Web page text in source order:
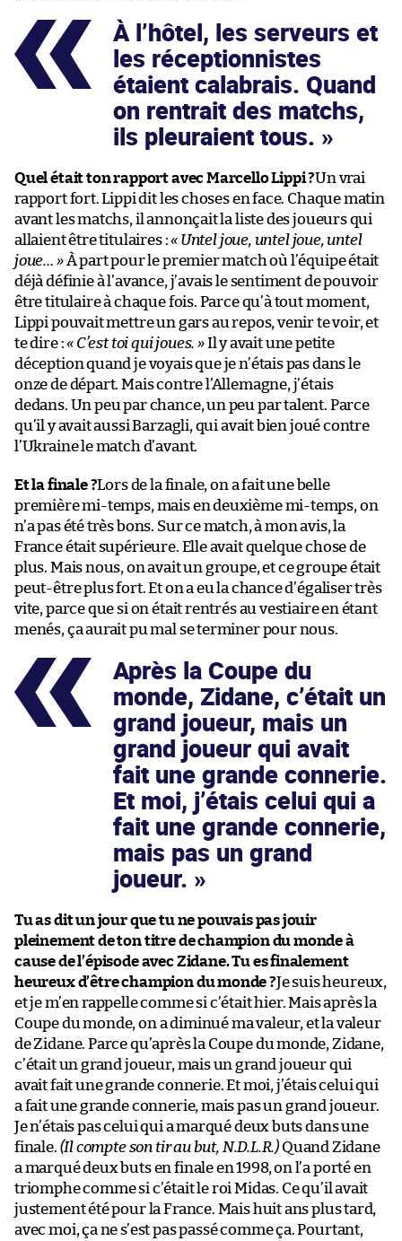
À l’hôtel, les serveurs et
les réceptionnistes
étaient calabrais. Quand
on rentrait des matchs,
ils pleuraient tous.
Quel était ton rapport avec Marcello Lippi ?Un vrai
rapport fort. Lippi dit les choses en face. Chaque matin
avant les matchs, il annonçait la liste des joueurs qui
allaient être titulaires :« Untel joue, untel joue, untel
joue… »À part pour le premier match où l’équipe était
déjà définie à l’avance, j’avais le sentiment de pouvoir
être titulaire à chaque fois. Parce qu’à tout moment,
Lippi pouvait mettre un gars au repos, venir te voir, et
te dire :« C’est toi qui joues. »Il y avait une petite
déception quand je voyais que je n’étais pas dans le
onze de départ. Mais contre l’Allemagne, j’étais
dedans. Un peu par chance, un peu par talent. Parce
qu’il y avait aussi Barzagli, qui avait bien joué contre
l’Ukraine le match d’avant.
Et la finale ?Lors de la finale, on a fait une belle
première mi-temps, mais en deuxième mi-temps, on
n’a pas été très bons. Sur ce match, à mon avis, la
France était supérieure. Elle avait quelque chose de
plus. Mais nous, on avait un groupe, et ce groupe était
peut-être plus fort. Et on a eu la chance d’égaliser très
vite, parce que si on était rentrés au vestiaire en étant
menés, ça aurait pu mal se terminer pour nous.
Après la Coupe du
monde, Zidane, c’était un
grand joueur, mais un
grand joueur qui avait
fait une grande connerie.
Et moi, j’étais celui qui a
fait une grande connerie,
mais pas un grand
joueur.
Tu as dit un jour que tu ne pouvais pas jouir
pleinement de ton titre de champion du monde à
cause de l’épisode avec Zidane. Tu es finalement
heureux d’être champion du monde ?Je suis heureux,
et je m’en rappelle comme si c’était hier. Mais après la
Coupe du monde, on a diminué ma valeur, et la valeur
de Zidane. Parce qu’après la Coupe du monde, Zidane,
c’était un grand joueur, mais un grand joueur qui
avait fait une grande connerie. Et moi, j’étais celui qui
a fait une grande connerie, mais pas un grand joueur.
Je n’étais pas celui qui a marqué deux buts dans une
finale. (Il compte son tir au but, N.D.L.R.) Quand Zidane
a marqué deux buts en finale en 1998, on l’a porté en
triomphe comme si c’était le roi Midas. Ce qu’il avait
justement été pour la France. Mais huit ans plus tard,
avec moi, ça ne s’est pas passé comme ça. Pourtant,